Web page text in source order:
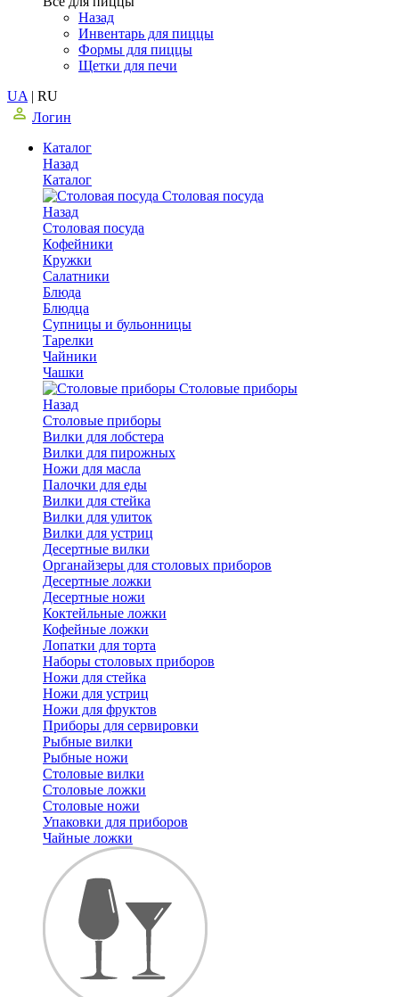
Назад
Инвентарь для пиццы
Формы для пиццы
Щетки для печи
UA | RU
Логин
Каталог
Назад
Каталог
Столовая посуда
Назад
Столовая посуда
Кофейники
Кружки
Салатники
Блюда
Блюдца
Супницы и бульонницы
Тарелки
Чайники
Чашки
Cтоловые приборы
Назад
Cтоловые приборы
Вилки для лобстера
Вилки для пирожных
Ножи для масла
Палочки для еды
Вилки для стейка
Вилки для улиток
Вилки для устриц
Десертные вилки
Органайзеры для столовых приборов
Десертные ложки
Десертные ножи
Коктейльные ложки
Кофейные ложки
Лопатки для торта
Наборы столовых приборов
Ножи для стейка
Ножи для устриц
Ножи для фруктов
Приборы для сервировки
Рыбные вилки
Рыбные ножи
Столовые вилки
Столовые ложки
Столовые ножи
Упаковки для приборов
Чайные ложки